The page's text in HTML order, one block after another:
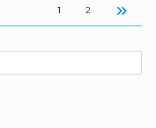
1 2 keyboard_double_arrow_right